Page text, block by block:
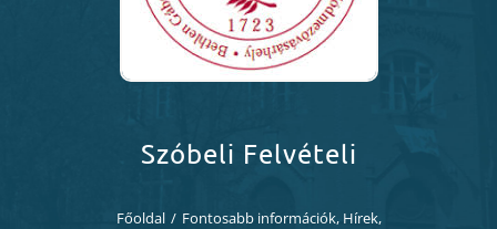
Szóbeli Felvételi
Főoldal / Fontosabb információk, Hírek,